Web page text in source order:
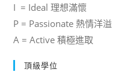
I = Ideal 理想滿懷
P = Passionate 熱情洋溢
A = Active 積極進取
頂級學位